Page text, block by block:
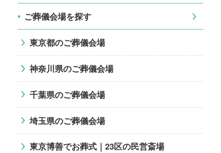
ご葬儀会場を探す
東京都のご葬儀会場
神奈川県のご葬儀会場
千葉県のご葬儀会場
埼玉県のご葬儀会場
東京博善でお葬式｜23区の民営斎場